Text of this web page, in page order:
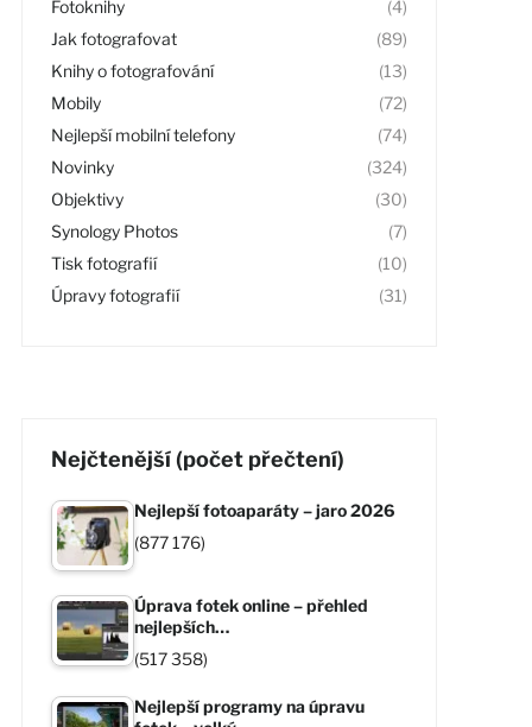
Fotoknihy
(4)
Jak fotografovat
(89)
Knihy o fotografování
(13)
Mobily
(72)
Nejlepší mobilní telefony
(74)
Novinky
(324)
Objektivy
(30)
Synology Photos
(7)
Tisk fotografií
(10)
Úpravy fotografií
(31)
Nejčtenější (počet přečtení)
Nejlepší fotoaparáty – jaro 2026
(877 176)
Úprava fotek online – přehled
nejlepších…
(517 358)
Nejlepší programy na úpravu